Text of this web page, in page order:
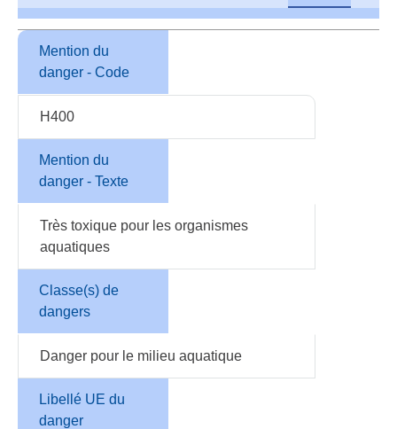
Mention du
danger - Code
H400
Mention du
danger - Texte
Très toxique pour les organismes
aquatiques
Classe(s) de
dangers
Danger pour le milieu aquatique
Libellé UE du
danger